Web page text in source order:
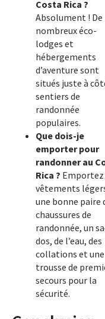
Costa Rica ?
Absolument ! De
nombreux éco-
lodges et
hébergements
d’aventure sont
situés juste à
sentiers de
randonnée
populaires.
Que dois-je
emporter pour
randonner au
Rica ? Emportez
vêtements
une bonne paire
chaussures de
randonnée, un
dos, de l’eau, des
collations et une
trousse de
secours pour la
sécurité.